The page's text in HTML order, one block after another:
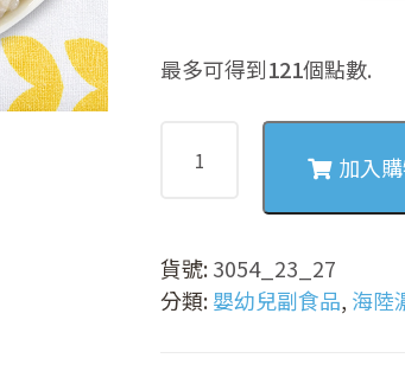
最多可得到121個點數.
肉
肉
加入
貨號:3054_23_27
分類:嬰幼兒副食品, 海陸